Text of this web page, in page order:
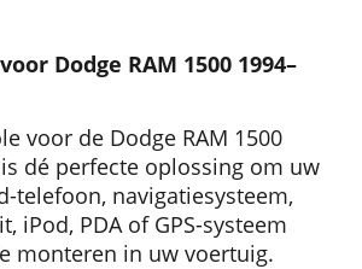
Dodge RAM 1500 1994–
voor de Dodge RAM 1500
dé perfecte oplossing om uw
telefoon, navigatiesysteem,
iPod, PDA of GPS-systeem
monteren in uw voertuig.